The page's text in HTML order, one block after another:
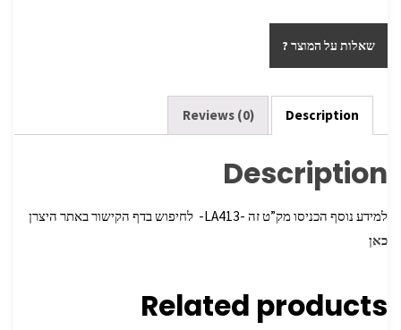
b
o
o
k
tt
er
ar
e
שאלות על המוצר ?
Description
Reviews (0)
Description
למידע נוסף הכניסו מק”ט זה -LA413- לחיפוש בדף הקישור באתר היצרן
כאן
Related products